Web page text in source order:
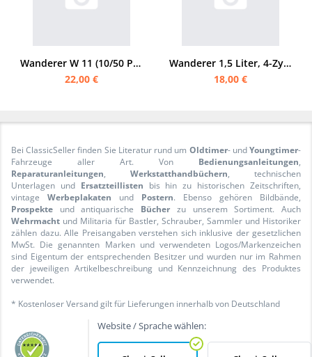
Wanderer W 11 (10/50 PS) Bedienungsanleitung
22,00 €
Wanderer 1,5 Liter, 4-Zylinder 30 PS Wagen Bedienungsanleitung
18,00 €
Bei ClassicSeller finden Sie Literatur rund um Oldtimer- undYoungtimer-
Fahrzeuge aller Art. Von Bedienungsanleitungen,
Reparaturanleitungen, Werkstatthandbüchern, technischen
Unterlagen und Ersatzteillisten bis hin zu historischen Zeitschriften,
vintage Werbeplakaten und Postern. Ebenso gehören Bildbände,
Prospekte und antiquarische Bücher zu unserem Sortiment. Auch
Wehrmacht und Militaria für Bastler, Schrauber, Sammler und Historiker
zählen dazu. Alle Preisangaben verstehen sich inklusive der gesetzlichen
MwSt. Die genannten Marken und verwendeten Logos/Markenzeichen
sind Eigentum der entsprechenden Besitzer und wurden nur im Rahmen
der jeweiligen Artikelbeschreibung und Kennzeichnung des Produktes
verwendet.
* Kostenloser Versand gilt für Lieferungen innerhalb von Deutschland
Website / Sprache wählen: